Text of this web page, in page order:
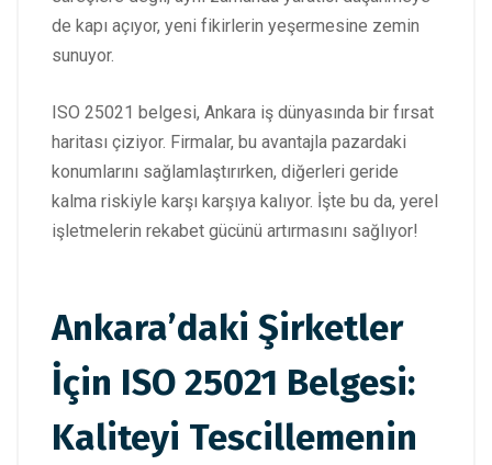
de kapı açıyor, yeni fikirlerin yeşermesine zemin
sunuyor.
ISO 25021 belgesi, Ankara iş dünyasında bir fırsat
haritası çiziyor. Firmalar, bu avantajla pazardaki
konumlarını sağlamlaştırırken, diğerleri geride
kalma riskiyle karşı karşıya kalıyor. İşte bu da, yerel
işletmelerin rekabet gücünü artırmasını sağlıyor!
Ankara’daki Şirketler
İçin ISO 25021 Belgesi:
Kaliteyi Tescillemenin